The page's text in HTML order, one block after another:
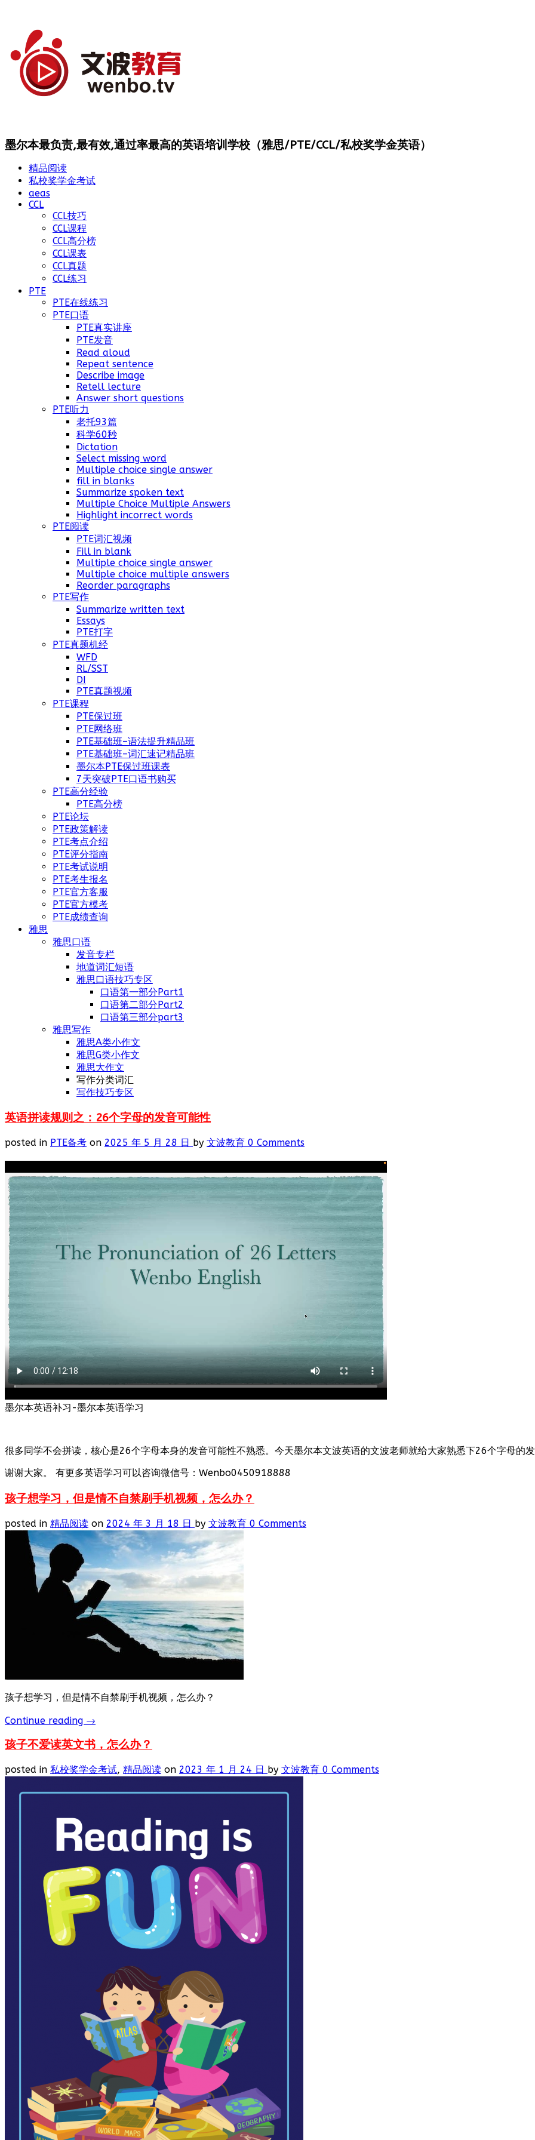
墨尔本最负责,最有效,通过率最高的英语培训学校（雅思/PTE/CCL/私校奖学金英语）
精品阅读
私校奖学金考试
aeas
CCL
CCL技巧
CCL课程
CCL高分榜
CCL课表
CCL真题
CCL练习
PTE
PTE在线练习
PTE口语
PTE真实讲座
PTE发音
Read aloud
Repeat sentence
Describe image
Retell lecture
Answer short questions
PTE听力
老托93篇
科学60秒
Dictation
Select missing word
Multiple choice single answer
fill in blanks
Summarize spoken text
Multiple Choice Multiple Answers
Highlight incorrect words
PTE阅读
PTE词汇视频
Fill in blank
Multiple choice single answer
Multiple choice multiple answers
Reorder paragraphs
PTE写作
Summarize written text
Essays
PTE打字
PTE真题机经
WFD
RL/SST
DI
PTE真题视频
PTE课程
PTE保过班
PTE网络班
PTE基础班–语法提升精品班
PTE基础班–词汇速记精品班
墨尔本PTE保过班课表
7天突破PTE口语书购买
PTE高分经验
PTE高分榜
PTE论坛
PTE政策解读
PTE考点介绍
PTE评分指南
PTE考试说明
PTE考生报名
PTE官方客服
PTE官方模考
PTE成绩查询
雅思
雅思口语
发音专栏
地道词汇短语
雅思口语技巧专区
口语第一部分Part1
口语第二部分Part2
口语第三部分part3
雅思写作
雅思A类小作文
雅思G类小作文
雅思大作文
写作分类词汇
写作技巧专区
英语拼读规则之：26个字母的发音可能性
posted in PTE备考 on 2025 年 5 月 28 日 by 文波教育 0 Comments
墨尔本英语补习-墨尔本英语学习
很多同学不会拼读，核心是26个字母本身的发音可能性不熟悉。今天墨尔本文波英语的文波老师就给大家熟悉下26个字母的发
谢谢大家。 有更多英语学习可以咨询微信号：Wenbo0450918888
孩子想学习，但是情不自禁刷手机视频，怎么办？
posted in 精品阅读 on 2024 年 3 月 18 日 by 文波教育 0 Comments
孩子想学习，但是情不自禁刷手机视频，怎么办？
Continue reading →
孩子不爱读英文书，怎么办？
posted in 私校奖学金考试, 精品阅读 on 2023 年 1 月 24 日 by 文波教育 0 Comments